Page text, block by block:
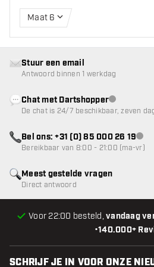
Maat 6
•140.000+
Voor 22:00 besteld,vandaag
Meest gestelde vragen
Direct antwoord
Stuur een email
Antwoord binnen 1 werkdag
Chat met Dartshopper
De chat is 24/7 beschikbaar, zeven
Bel ons: +31 (0) 85 000 26 19
Bereikbaar van 8:00 - 21:00 (ma-vr)
SCHRIJF JE IN VOOR ONZE